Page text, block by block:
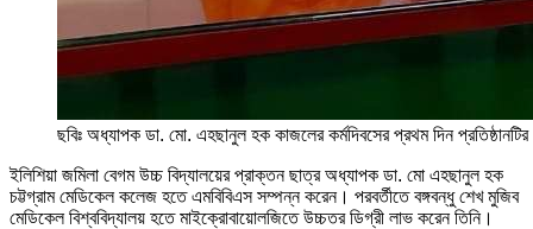
ছবিঃ অধ্যাপক ডা. মো. এহছানুল হক কাজলের কর্মদিবসের প্রথম দিন
ইলিশিয়া জমিলা বেগম উচ্চ বিদ্যালয়ের প্রাক্তন ছাত্র অধ্যাপক ডা. মো এহছানুল হক
চট্টগ্রাম মেডিকেল কলেজ হতে এমবিবিএস সম্পন্ন করেন। পরবর্তীতে বঙ্গবন্ধু শেখ মুজিব
মেডিকেল বিশ্ববিদ্যালয় হতে মাইক্রোবায়োলজিতে উচ্চতর ডিগ্রী লাভ করেন তিনি।